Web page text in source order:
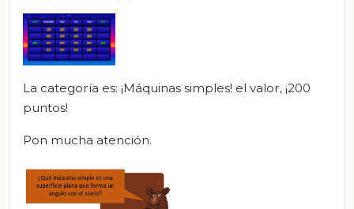
La categoría es: ¡Máquinas simples! el valor, ¡200
puntos!
Pon mucha atención.